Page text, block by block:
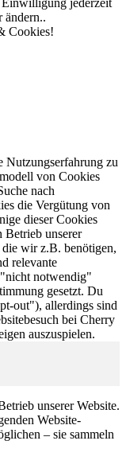
Cookies!
Nutzungserfahrung zu
von Cookies
nach
die Vergütung von
dieser Cookies
Betrieb unserer
wir z.B. benötigen,
relevante
"nicht notwendig"
gesetzt. Du
out"), allerdings sind
bei Cherry
auszuspielen.
unserer Website.
Website-
– sie sammeln